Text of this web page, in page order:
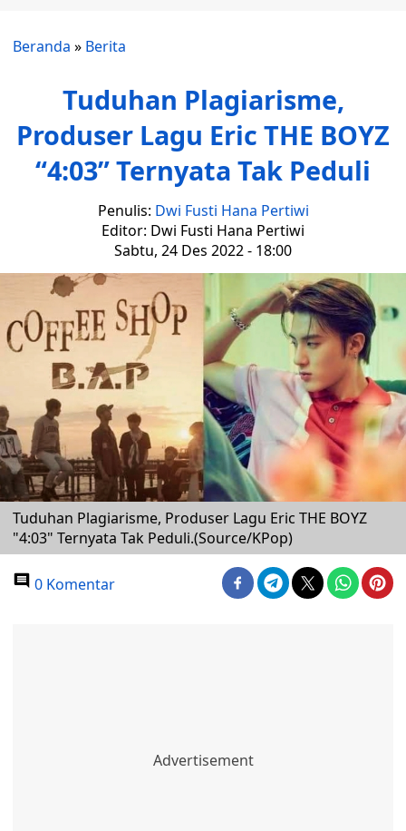
Beranda » Berita
Tuduhan Plagiarisme,
Produser Lagu Eric THE BOYZ
“4:03” Ternyata Tak Peduli
Penulis: Dwi Fusti Hana Pertiwi
Editor: Dwi Fusti Hana Pertiwi
Sabtu, 24 Des 2022 - 18:00
Tuduhan Plagiarisme, Produser Lagu Eric THE BOYZ
"4:03" Ternyata Tak Peduli.(Source/KPop)
0 Komentar